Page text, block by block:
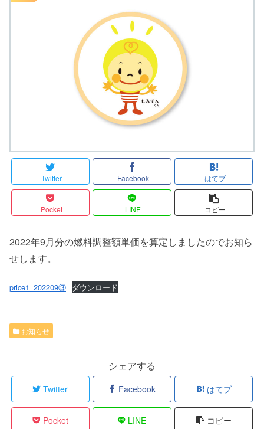
Twitter Facebook はてブ
Pocket LINE コピー
2022年9月分の燃料調整額単価を算定しましたのでお知ら
せします。
price1_202209③ ダウンロード
お知らせ
シェアする
Twitter Facebook はてブ
Pocket LINE コピー